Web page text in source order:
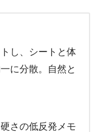
し、シートと体
に分散。自然と
さの低反発メモ